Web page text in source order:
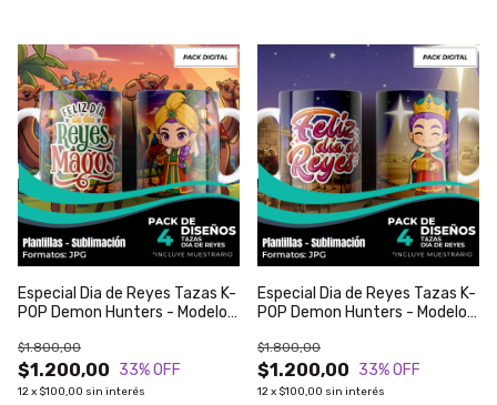
Especial Dia de Reyes Tazas K-
POP Demon Hunters - Modelo
$1.200,00
$1.800,00
33% OFF
12x $100,00 sin interés
Especial Dia de Reyes Tazas K-
POP Demon Hunters - Modelo
$1.200,00
$1.800,00
33% OFF
12x $100,00 sin interés